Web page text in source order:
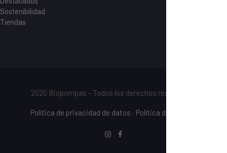
Sostenibilidad
Tiendas
2020 Biopompas - Todos los derechos reservados.
Política de privacidad de datos · Política de cookies